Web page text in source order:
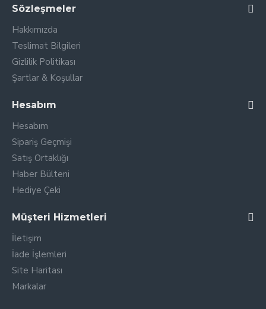
Sözleşmeler
Hakkımızda
Teslimat Bilgileri
Gizlilik Politikası
Şartlar & Koşullar
Hesabım
Hesabım
Sipariş Geçmişi
Satış Ortaklığı
Haber Bülteni
Hediye Çeki
Müşteri Hizmetleri
İletişim
İade İşlemleri
Site Haritası
Markalar